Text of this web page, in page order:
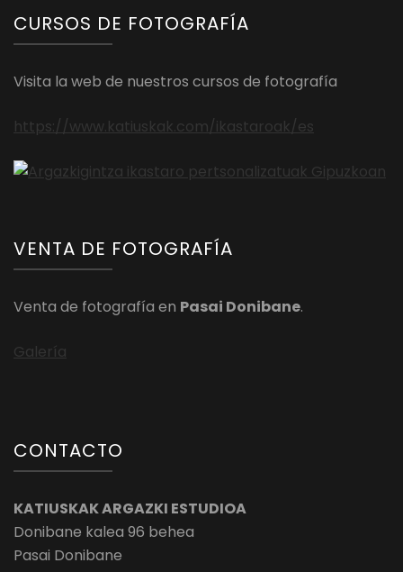
CURSOS DE FOTOGRAFÍA
Visita la web de nuestros cursos de fotografía
https://www.katiuskak.com/ikastaroak/es
VENTA DE FOTOGRAFÍA
Venta de fotografía en Pasai Donibane.
Galería
CONTACTO
KATIUSKAK ARGAZKI ESTUDIOA
Donibane kalea 96 behea
Pasai Donibane